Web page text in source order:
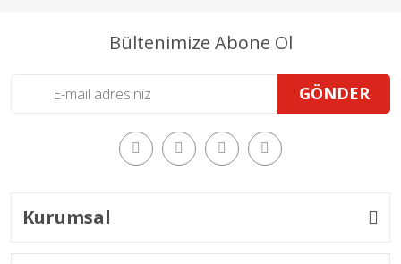
Bültenimize Abone Ol
GÖNDER
Kurumsal